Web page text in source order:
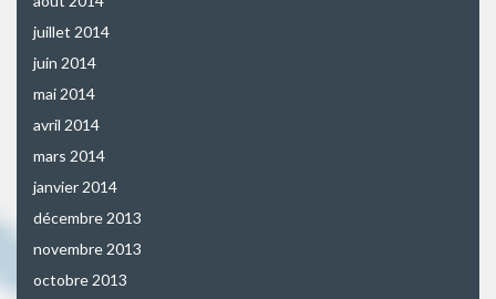
juillet 2014
juin 2014
mai 2014
avril 2014
mars 2014
janvier 2014
décembre 2013
novembre 2013
octobre 2013